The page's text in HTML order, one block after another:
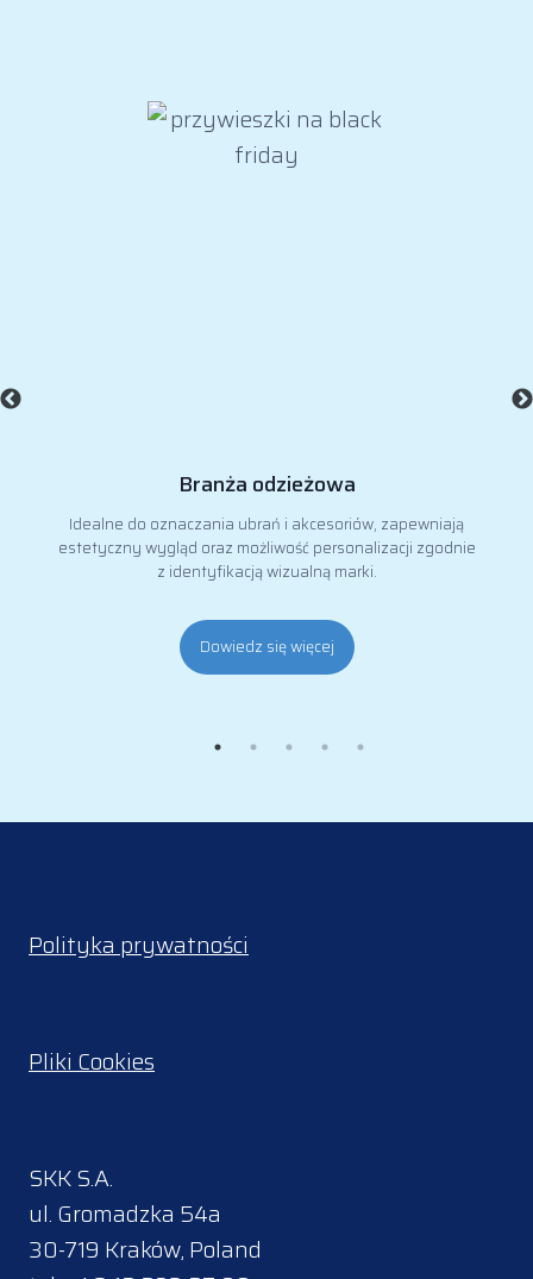
Branża odzieżowa
Idealne do oznaczania ubrań i akcesoriów, zapewniają
estetyczny wygląd oraz możliwość personalizacji zgodnie
z identyfikacją wizualną marki.
Dowiedz się więcej
Polityka prywatności
Pliki Cookies
SKK S.A.
ul. Gromadzka 54a
30-719 Kraków, Poland